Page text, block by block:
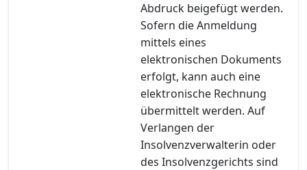
Abdruck beigefügt werden.
Sofern die Anmeldung
mittels eines
elektronischen Dokuments
erfolgt, kann auch eine
elektronische Rechnung
übermittelt werden. Auf
Verlangen der
Insolvenzverwalterin oder
des Insolvenzgerichts sind